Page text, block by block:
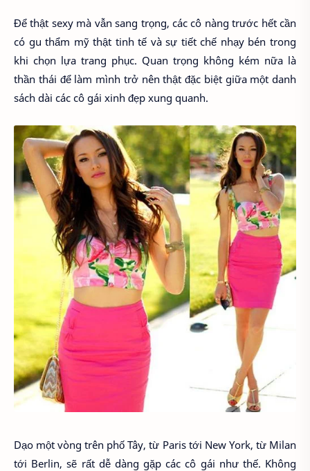
Để thật sexy mà vẫn sang trọng, các cô nàng trước hết cần
có gu thẩm mỹ thật tinh tế và sự tiết chế nhạy bén trong
khi chọn lựa trang phục. Quan trọng không kém nữa là
thần thái để làm mình trở nên thật đặc biệt giữa một danh
sách dài các cô gái xinh đẹp xung quanh.
Dạo một vòng trên phố Tây, từ Paris tới New York, từ Milan
tới Berlin, sẽ rất dễ dàng gặp các cô gái như thế. Không